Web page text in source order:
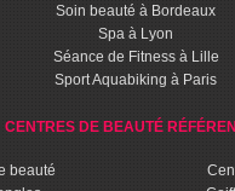
Soin beauté à Bordeaux
Spa à Lyon
Séance de Fitness à Lille
Sport Aquabiking à Paris
CENTRES DE BEAUTÉ
beauté